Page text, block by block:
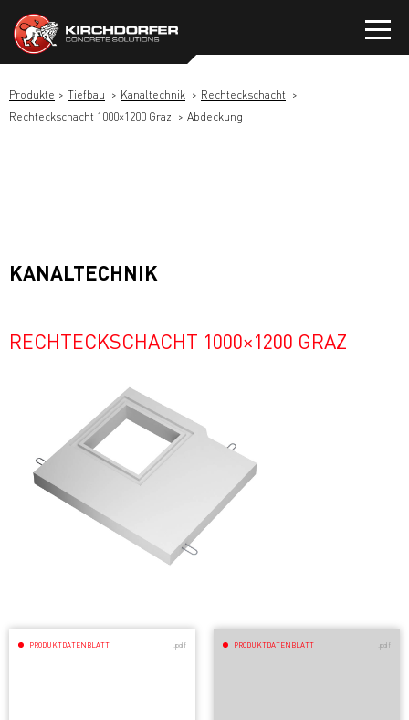
Inhalt
springen
Produkte Tiefbau Kanaltechnik
Rechteckschacht
Rechteckschacht 1000×1200 Graz
Abdeckung
KANALTECHNIK
RECHTECKSCHACHT 1000×1200 GRAZ
PRODUKTDATENBLATT .pdf
PRODUKTDATENBLATT .pdf